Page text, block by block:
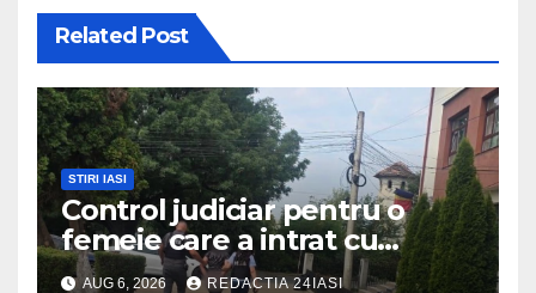
Related Post
STIRI IASI
Control judiciar pentru o
femeie care a intrat cu
mașina într-o turmă de oi
AUG 6, 2026 REDACTIA 24IASI